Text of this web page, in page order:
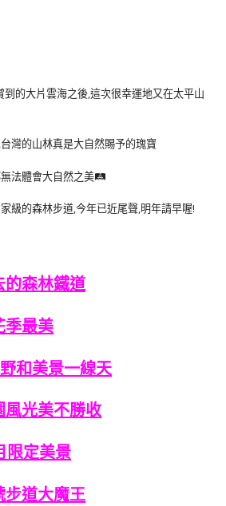
到的大片雲海之後,這次很幸運地又在太平山
灣的山林真是大自然賜予的瑰寶
法體會大自然之美🛤
級的森林步道,今年已近尾聲,明年請早喔!
的森林鐵道
季最美
和美景一線天
光美不勝收
限定美景
道大魔王